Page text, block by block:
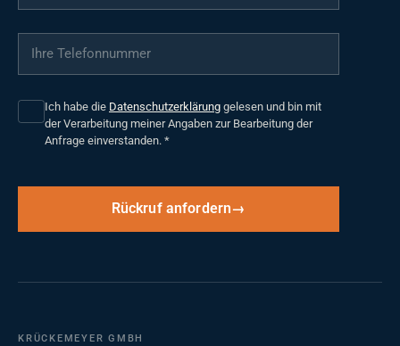
Ihre Telefonnummer
Ich habe die Datenschutzerklärung gelesen und bin mit
der Verarbeitung meiner Angaben zur Bearbeitung der
Anfrage einverstanden. *
Rückruf anfordern
KRÜCKEMEYER GMBH